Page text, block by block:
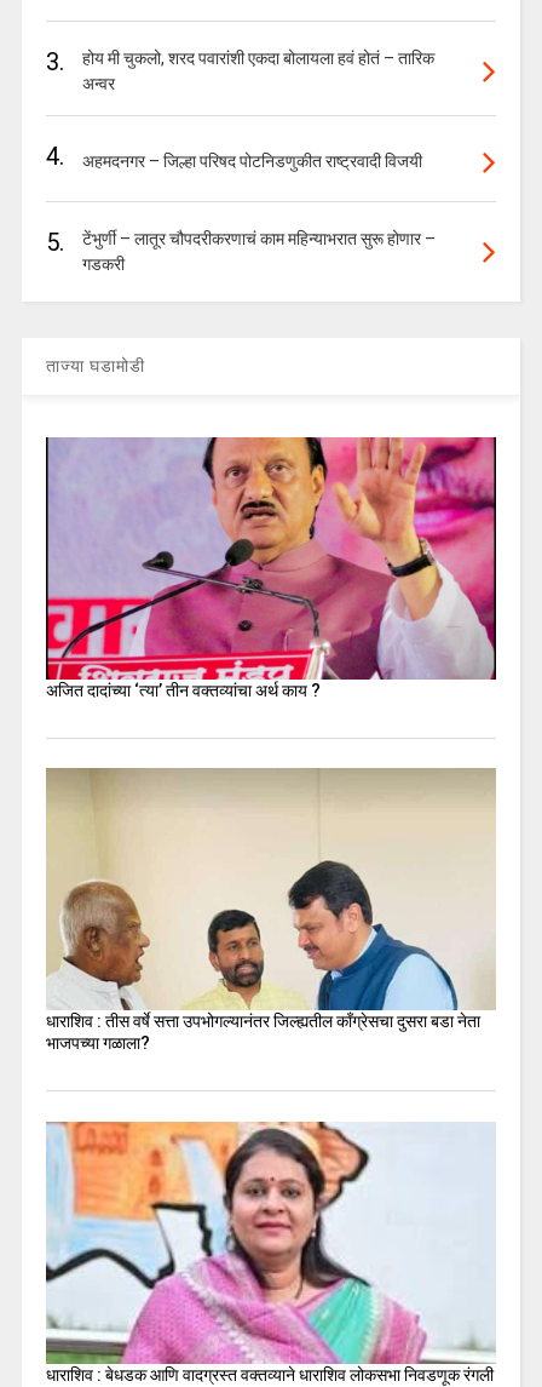
3.
होय मी चुकलो, शरद पवारांशी एकदा बोलायला हवं होतं – तारिक
अन्वर
4. अहमदनगर – जिल्हा परिषद पोटनिडणुकीत राष्ट्रवादी विजयी
5.
टेंभुर्णी – लातूर चौपदरीकरणाचं काम महिन्याभरात सुरू होणार –
गडकरी
ताज्या घडामोडी
अजित दादांच्या ‘त्या’ तीन वक्तव्यांचा अर्थ काय ?
धाराशिव : तीस वर्षे सत्ता उपभोगल्यानंतर जिल्ह्यतील कॉंग्रेसचा दुसरा बडा नेता
भाजपच्या गळाला?
धाराशिव : बेधडक आणि वादग्रस्त वक्तव्याने धाराशिव लोकसभा निवडणूक रंगली